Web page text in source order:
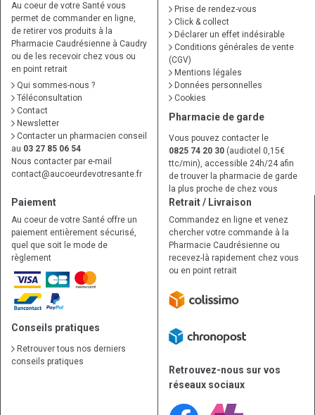
Au coeur de votre Santé vous
permet de commander en ligne,
de retirer vos produits à la
Pharmacie Caudrésienne à Caudry
ou de les recevoir chez vous ou
en point retrait
Qui sommes-nous ?
Téléconsultation
Contact
Newsletter
Contacter un pharmacien conseil
au 03 27 85 06 54
Nous contacter par e-mail
contact@aucoeurdevotresante.fr
Prise de rendez-vous
Click & collect
Déclarer un effet indésirable
Conditions générales de vente
(CGV)
Mentions légales
Données personnelles
Cookies
Pharmacie de garde
Vous pouvez contacter le
0825 74 20 30 (audiotel 0,15€
ttc/min), accessible 24h/24 afin
de trouver la pharmacie de garde
la plus proche de chez vous
Paiement
Au coeur de votre Santé offre un
paiement entièrement sécurisé,
quel que soit le mode de
règlement
Conseils pratiques
Retrouver tous nos derniers
conseils pratiques
Retrait / Livraison
Commandez en ligne et venez
chercher votre commande à la
Pharmacie Caudrésienne ou
recevez-là rapidement chez vous
ou en point retrait
Retrouvez-nous sur vos
réseaux sociaux